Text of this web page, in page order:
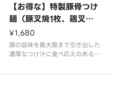
是非お楽しみ下さい。
【お得な】特製豚骨つけ
麺（豚叉焼1枚、鶏叉焼1
枚、和だし味玉、焼海苔
3枚、ほうれん草、薬味
葱）
¥1,680
豚の旨味を最大限まで引き出した
濃厚なつけ汁に食べ応えのあるコ
深い旨味はコクの中に豚本来の甘